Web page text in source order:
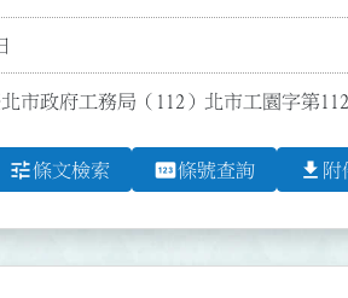
市政府工務局（112）北市工園字第
tune條文檢索 pin條號查詢 file_download 附